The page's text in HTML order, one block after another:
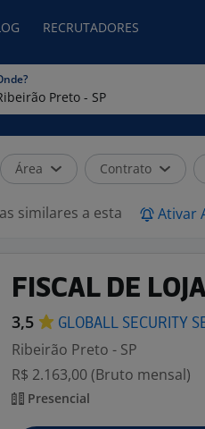
RECRUTADORES
Área Contrato
similares a esta Ativar
FISCAL DE
3,5 GLOBALL SECURITY
Ribeirão Preto - SP
R$ 2.163,00 (Bruto mensal)
Presencial